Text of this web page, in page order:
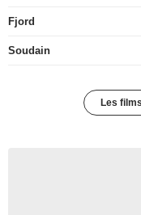
Fjord
Soudain
Les